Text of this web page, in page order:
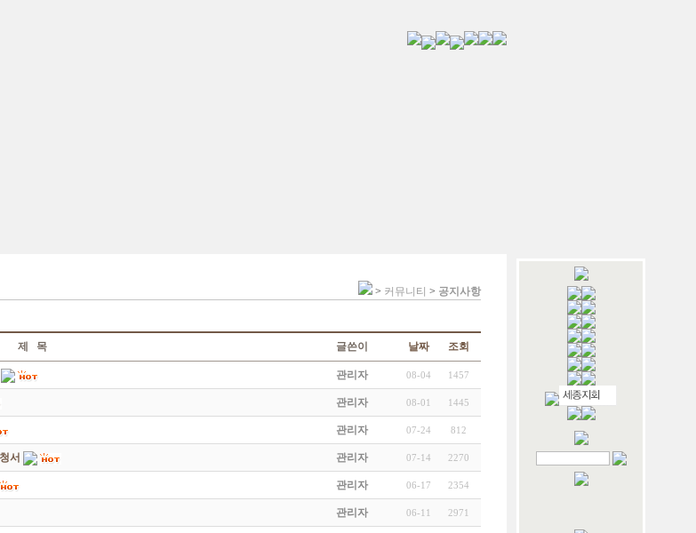
> 커뮤니티 > 공지사항
제 목 글쓴이 날짜 조회
관리자 08-04 1457
관리자 08-01 1445
관리자 07-24 812
서 관리자 07-14 2270
관리자 06-17 2354
관리자 06-11 2971